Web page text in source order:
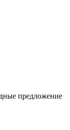
предложение